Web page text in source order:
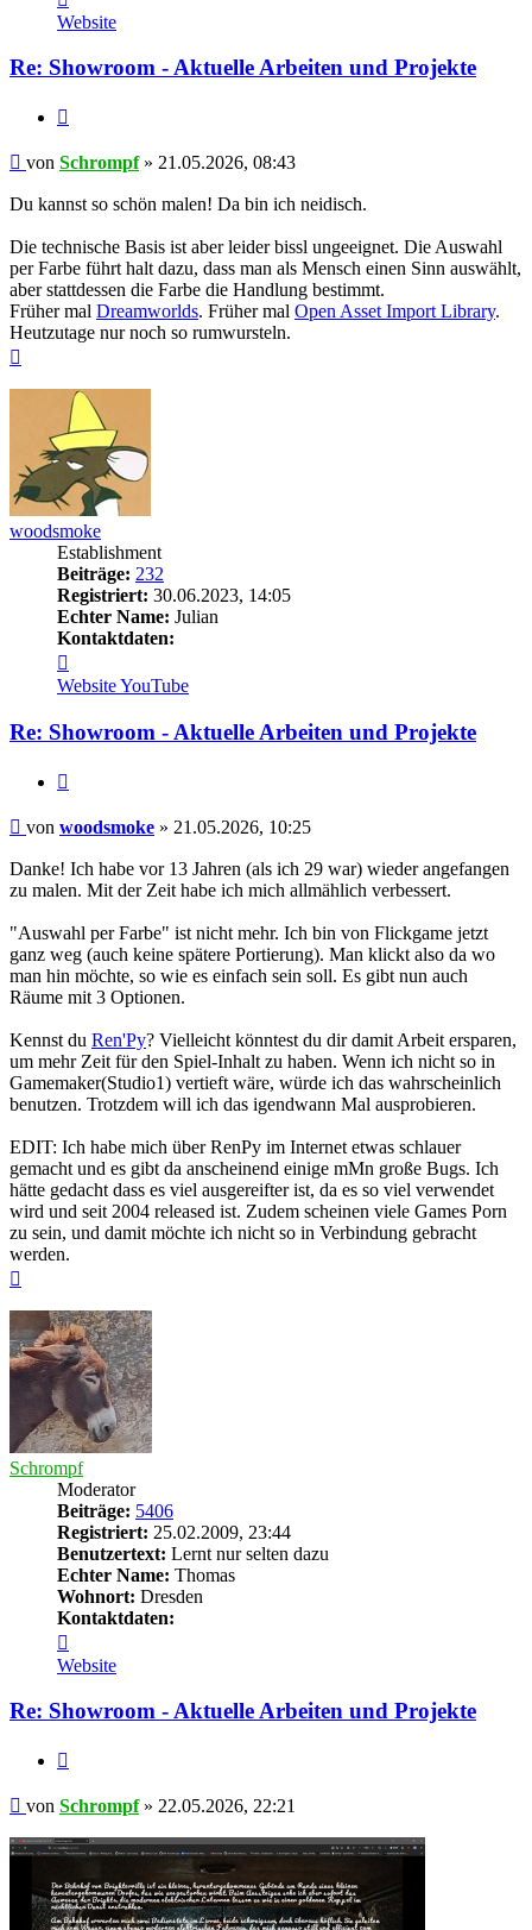
von
Schrompf
Website
Re: Showroom - Aktuelle Arbeiten und Projekte
Beitrag
von Schrompf» 21.05.2026, 08:43
Du kannst so schön malen! Da bin ich neidisch.
Die technische Basis ist aber leider bissl ungeeignet. Die Auswahl
per Farbe führt halt dazu, dass man als Mensch einen Sinn auswählt,
aber stattdessen die Farbe die Handlung bestimmt.
Früher mal Dreamworlds. Früher mal Open Asset Import Library.
Heutzutage nur noch so rumwursteln.
woodsmoke
Establishment
Beiträge: 232
Registriert: 30.06.2023, 14:05
Echter Name: Julian
Kontaktdaten:
von
woodsmoke
WebsiteYouTube
Re: Showroom - Aktuelle Arbeiten und Projekte
Beitrag
von woodsmoke » 21.05.2026, 10:25
Danke! Ich habe vor 13 Jahren (als ich 29 war) wieder angefangen
zu malen. Mit der Zeit habe ich mich allmählich verbessert.
"Auswahl per Farbe" ist nicht mehr. Ich bin von Flickgame jetzt
ganz weg (auch keine spätere Portierung). Man klickt also da wo
man hin möchte, so wie es einfach sein soll. Es gibt nun auch
Räume mit 3 Optionen.
Kennst du Ren'Py? Vielleicht könntest du dir damit Arbeit ersparen,
um mehr Zeit für den Spiel-Inhalt zu haben. Wenn ich nicht so in
Gamemaker(Studio1) vertieft wäre, würde ich das wahrscheinlich
benutzen. Trotzdem will ich das igendwann Mal ausprobieren.
EDIT: Ich habe mich über RenPy im Internet etwas schlauer
gemacht und es gibt da anscheinend einige mMn große Bugs. Ich
hätte gedacht dass es viel ausgereifter ist, da es so viel verwendet
wird und seit 2004 released ist. Zudem scheinen viele Games Porn
zu sein, und damit möchte ich nicht so in Verbindung gebracht
werden.
Schrompf
Moderator
Beiträge: 5406
Registriert: 25.02.2009, 23:44
Benutzertext: Lernt nur selten dazu
Echter Name: Thomas
Wohnort: Dresden
Kontaktdaten:
von
Schrompf
Website
Re: Showroom - Aktuelle Arbeiten und Projekte
Beitrag
von Schrompf» 22.05.2026, 22:21